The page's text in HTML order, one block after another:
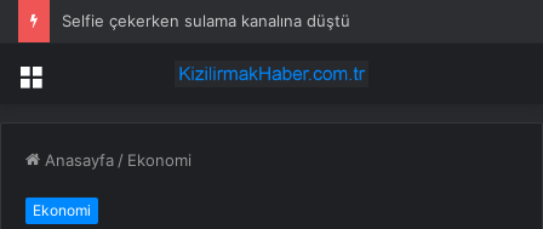
Selfie çekerken sulama kanalına düştü
Menü
Anasayfa / Ekonomi
Ekonomi